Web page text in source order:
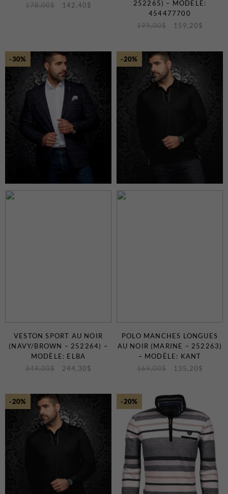
178,00$ 142,40 $
252265) – MODÈLE:
454477700
199,00$ 159,20 $
-30%
VESTON SPORT AU NOIR
(NAVY/BROWN – 252264) –
MODÈLE: ELBA
349,00$ 244,30 $
-20%
POLO MANCHES LONGUES
AU NOIR (MARINE – 252263)
– MODÈLE: KANT
169,00$ 135,20 $
-20% -20%